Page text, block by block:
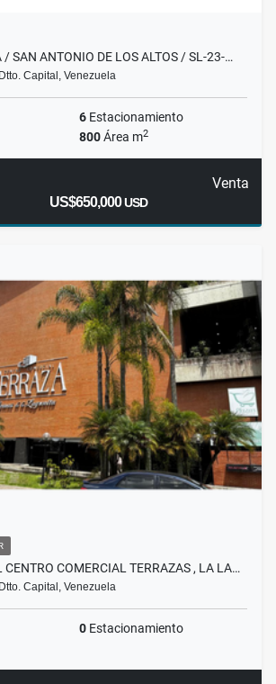
/ SAN ANTONIO DE LOS ALTOS / SL-23-…
Capital, Venezuela
6 Estacionamiento
800Área m2
Venta
US$650,000USD
COMERCIAL TERRAZAS , LA LA…
Capital, Venezuela
0 Estacionamiento